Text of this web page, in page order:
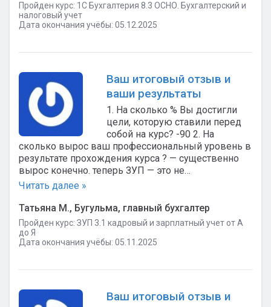
Пройден курс: 1C Бухгалтерия 8.3 ОСНО. Бухгалтерский и
налоговый учет
Дата окончания учёбы: 05.12.2025
Ваш итоговый отзыв и
ваши результаты
1. На сколько % Вы достигли
цели, которую ставили перед
собой на курс? -90 2. На
сколько вырос ваш профессиональный уровень в
результате прохождения курса ? — существенно
вырос конечно. теперь ЗУП — это не…
Читать далее »
Татьяна М., Бугульма, главный бухгалтер
Пройден курс: ЗУП 3.1 кадровый и зарплатный учет от А
до Я
Дата окончания учёбы: 05.11.2025
Ваш итоговый отзыв и